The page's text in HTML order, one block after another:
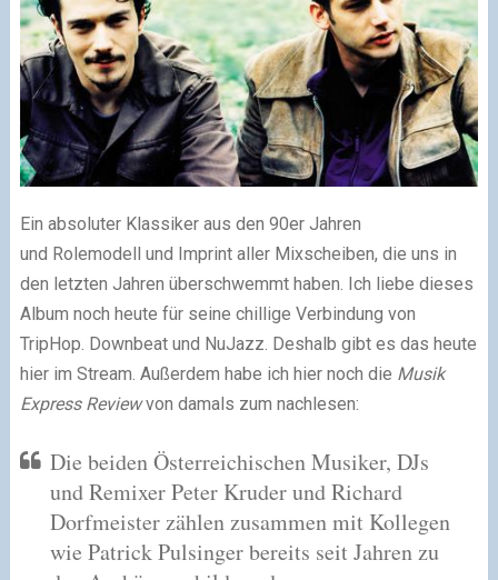
Ein absoluter Klassiker aus den 90er Jahren
und Rolemodell und Imprint aller Mixscheiben, die uns in
den letzten Jahren überschwemmt haben. Ich liebe dieses
Album noch heute für seine chillige Verbindung von
TripHop. Downbeat und NuJazz. Deshalb gibt es das heute
hier im Stream. Außerdem habe ich hier noch die Musik
Express Reviewvon damals zum nachlesen:
Die beiden Österreichischen Musiker, DJs
und Remixer Peter Kruder und Richard
Dorfmeister zählen zusammen mit Kollegen
wie Patrick Pulsinger bereits seit Jahren zu